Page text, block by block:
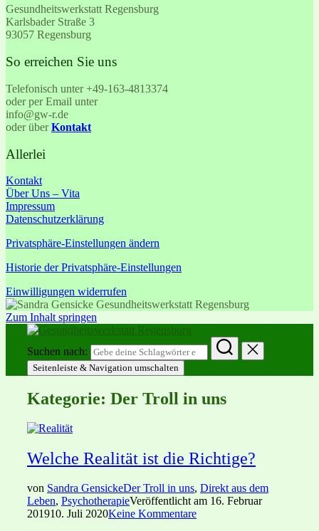
Gesundheitswerkstatt Regensburg
Karlsbader Straße 3
93057 Regensburg
So erreichen Sie uns
Telefonisch unter +49-163-4813374
oder per Email unter
info@gw-r.de
oder überKontakt
Allerlei
Kontakt
Über Uns – Vita
Impressum
Datenschutzerklärung
Privatsphäre-Einstellungen ändern
Historie der Privatsphäre-Einstellungen
Einwilligungen widerrufen
Zum Inhalt springen
Suchen nach:
Seitenleiste & Navigation umschalten
Kategorie: Der Troll in uns
Welche Realität ist die Richtige?
von Sandra GensickeDer Troll in uns, Direkt aus dem
Leben, PsychotherapieVeröffentlicht am 16. Februar
201910. Juli 2020Keine Kommentare